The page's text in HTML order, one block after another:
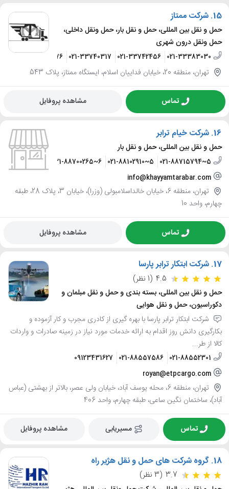
15. شرکت ممتاز
حمل و نقل بین المللی، حمل و نقل بار، حمل ونقل داخلی،
حمل ونقل درون شهری
021-33383030
021-33742456
021-33740317
021-33756576
تهران، منطقه 20، خیابان فداییان اسلام، ایستگاه ممتاز، پلاک 543
تماس مشاهده پروفایل
16. شرکت خیام ترابر
حمل و نقل بین المللی، حمل و نقل بار
021-88715794~5
021-88102910~5
021-88700265~6
info@khayyamtarabar.com
تهران، منطقه 6، خیابان خالداسلامبولی (وزرا)، خیابان 3، پلاک 28، طبقه
چهارم، واحد 10
تماس مشاهده پروفایل
17. شرکت ابتکار ترابر پارسا
4.5 (1 نظر)
حمل و نقل بین المللی، بسته بندی و حمل و نقل مبلمان و
دکوراسیون، حمل و نقل هوایی
شرکت ابتکار ترابر پارسا با بهره گیری از کادری مجرب و کار آزموده و
بکارگیری دانش روز اقدام به ارائه خدمات مورد نیاز در زمینه صادرات و واردات
کالا از طر...
021-88552301
021-88557586
09123431627
royan@etpcargo.com
تهران، منطقه 6، محله یوسف آباد، خیابان ولی عصر، بالاتر از بهشتی (عباس
آباد)، ساختمان نگین ساعی، طبقه چهارم، واحد 406
تماس مسیریابی مشاهده پروفایل
18. گروه شرکت های حمل و نقل هژیر راه
3.7 (3 نظر)